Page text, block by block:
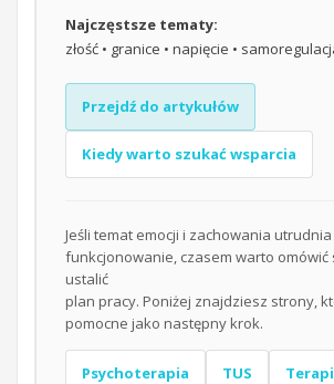
Najczęstsze tematy:
złość • granice • napięcie •
Przejdź do artykułów
Kiedy warto szukać wsparcia
Jeśli temat emocji i zachowania
funkcjonowanie, czasem warto omówić
ustalić
plan pracy. Poniżej znajdziesz strony,
pomocne jako następny krok.
Psychoterapia TUS